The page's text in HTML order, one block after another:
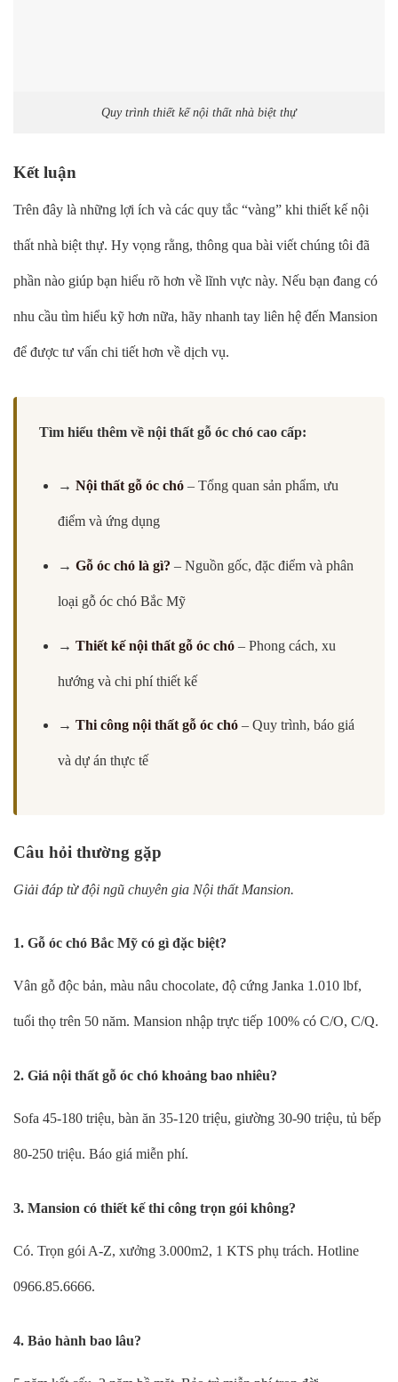
Quy trình thiết kế nội thất nhà biệt thự
Kết luận
Trên đây là những lợi ích và các quy tắc “vàng” khi thiết kế nội
thất nhà biệt thự. Hy vọng rằng, thông qua bài viết chúng tôi đã
phần nào giúp bạn hiểu rõ hơn về lĩnh vực này. Nếu bạn đang có
nhu cầu tìm hiểu kỹ hơn nữa, hãy nhanh tay liên hệ đến Mansion
để được tư vấn chi tiết hơn về dịch vụ.
Tìm hiểu thêm về nội thất gỗ óc chó cao cấp:
→ Nội thất gỗ óc chó– Tổng quan sản phẩm, ưu
điểm và ứng dụng
→ Gỗ óc chó là gì? – Nguồn gốc, đặc điểm và phân
loại gỗ óc chó Bắc Mỹ
→ Thiết kế nội thất gỗ óc chó– Phong cách, xu
hướng và chi phí thiết kế
→ Thi công nội thất gỗ óc chó– Quy trình, báo giá
và dự án thực tế
Câu hỏi thường gặp
Giải đáp từ đội ngũ chuyên gia Nội thất Mansion.
1. Gỗ óc chó Bắc Mỹ có gì đặc biệt?
Vân gỗ độc bản, màu nâu chocolate, độ cứng Janka 1.010 lbf,
tuổi thọ trên 50 năm. Mansion nhập trực tiếp 100% có C/O, C/Q.
2. Giá nội thất gỗ óc chó khoảng bao nhiêu?
Sofa 45-180 triệu, bàn ăn 35-120 triệu, giường 30-90 triệu, tủ bếp
80-250 triệu. Báo giá miễn phí.
3. Mansion có thiết kế thi công trọn gói không?
Có. Trọn gói A-Z, xưởng 3.000m2, 1 KTS phụ trách. Hotline
0966.85.6666.
4. Bảo hành bao lâu?